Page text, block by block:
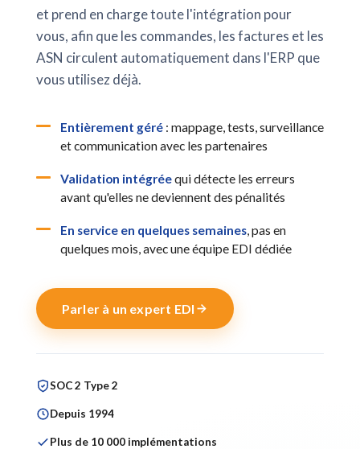
et prend en charge toute l'intégration pour
vous, afin que les commandes, les factures et les
ASN circulent automatiquement dans l'ERP que
vous utilisez déjà.
Entièrement géré: mappage, tests, surveillance
et communication avec les partenaires
Validation intégréequi détecte les erreurs
avant qu'elles ne deviennent des pénalités
En service en quelques semaines, pas en
quelques mois, avec une équipe EDI dédiée
Parler à un expert EDI
SOC 2 Type 2
Depuis 1994
Plus de 10 000 implémentations